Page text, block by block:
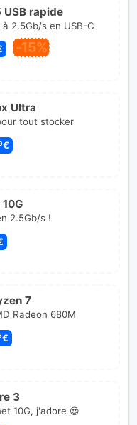
USB rapide
2.5Gb/s en USB-C
-15%
Ultra
tout stocker
€
2.5Gb/s !
7
Radeon 680M
€
3
10G, j'adore 😍